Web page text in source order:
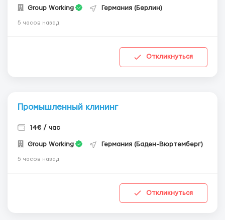
Group Working Германия (Берлин)
5 часов назад
Откликнуться
Промышленный клининг
14€ / час
Group Working Германия (Баден-Вюртемберг)
5 часов назад
Откликнуться